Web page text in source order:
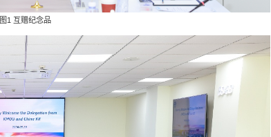
图1 互赠纪念品